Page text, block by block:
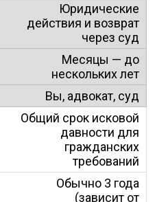
Юридические
действия и возврат
через суд
Месяцы — до
нескольких лет
Вы, адвокат, суд
Общий срок исковой
давности для
гражданских
требований
Обычно 3 года
(зависит от